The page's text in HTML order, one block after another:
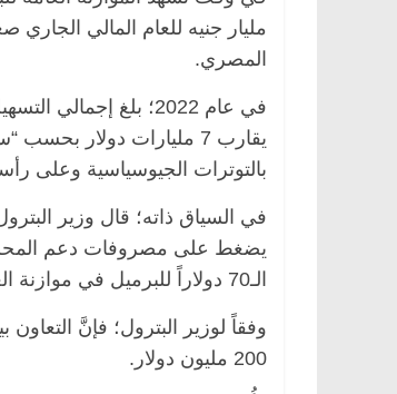
المصري.
في عام 2022؛ بلغ
يقارب 7 مليارات دولار
بالتوترات الجيوسياسية وعلى
في السياق ذاته؛ قال وزير
يضغط على مصروفات دعم
الـ70 دولاراً للبرميل في موازنة العام المالي المقبل.
200 مليون دولار.